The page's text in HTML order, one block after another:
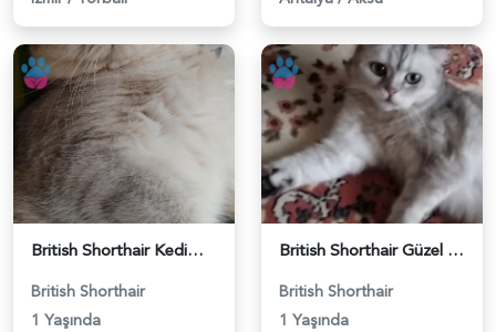
British Shorthair Kedimize eş arıyoruz - 118984628
British Shorthair
1 Yaşında
British Shorthair Güzel kızımıza eş arıyoruz - 118984633
British Shorthair
1 Yaşında